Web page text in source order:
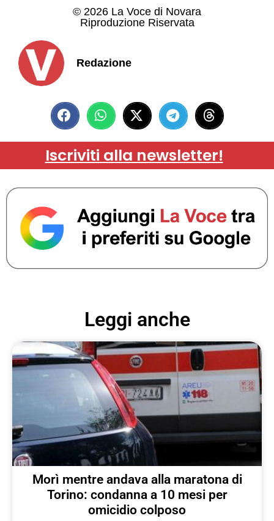
© 2026 La Voce di Novara
Riproduzione Riservata
Redazione
Iscriviti alla newsletter!
Leggi anche
Morì mentre andava alla maratona di
Torino: condanna a 10 mesi per
omicidio colposo